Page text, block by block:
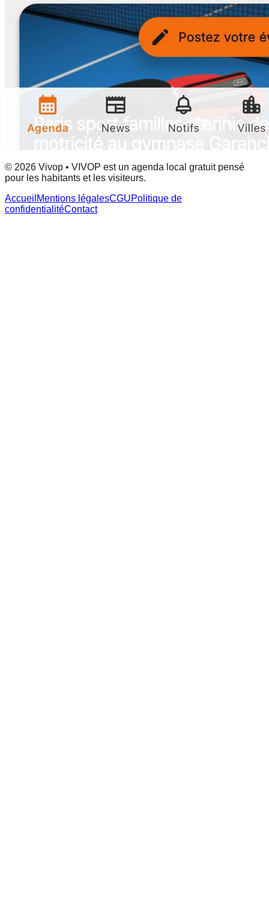
© 2026 Vivop • VIVOP est un agenda local gratuit pensé
pour les habitants et les visiteurs.
Accueil Mentions légalesCGUPolitique de
confidentialitéContact